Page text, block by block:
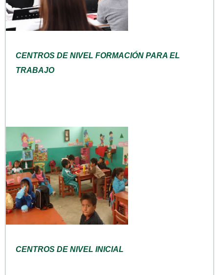
CENTROS DE NIVEL FORMACIÓN PARA EL
TRABAJO
CENTROS DE NIVEL INICIAL